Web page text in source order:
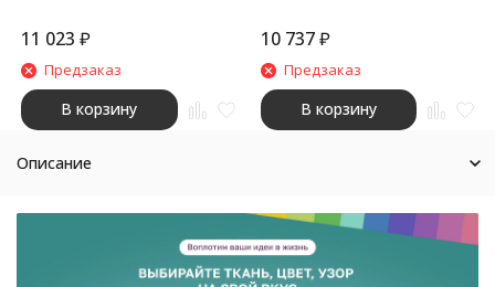
11 023 ₽
Предзаказ
В корзину
10 737 ₽
Предзаказ
В корзину
Описание